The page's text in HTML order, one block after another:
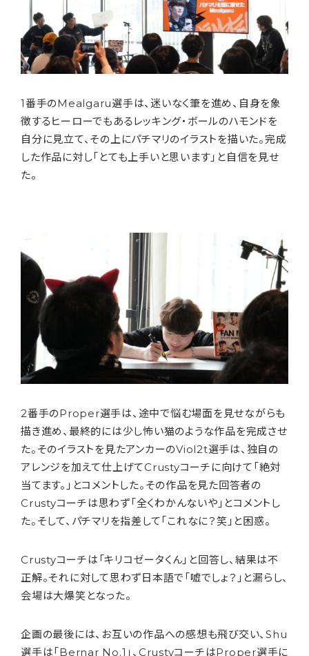
1番手のMealgaru選手は、迷いなく筆を進め、自身を象
徴するヒーローでもあるレッキング・ボールのハモンドを
自分に見立て、その上にパチマリのイラストを描いた。完成
した作品に対し「とても上手いと思います」と自信を見せ
た。
2番手のProper選手は、途中で悩む場面を見せながらも
描き進め、最終的には少し怖い猫のような作品を完成させ
た。そのイラストを見たアンカーのViol2t選手は、独自の
アレンジを加えて仕上げてCrustyコーチに向けて「絶対
当てます。」とコメントした。その作品を見た回答者の
Crustyコーチは思わず「全くわかんないや」とコメントし
た。そして、パチマリを指差して「これなに？笑」と困惑。
Crustyコーチは「キリコゼータくん」と回答し、結果は不
正解。それに対して思わず日本語で「嘘でしょ？」と漏らし、
会場は大爆笑となった。
企画の最後には、お互いの作品への感想も飛び交い、Shu
選手は「Bernar No.1」、CrustyコーチはProper選手に